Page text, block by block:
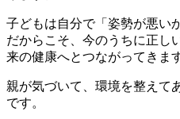
子どもは自分で「姿勢が悪い
だからこそ、今のうちに正し
来の健康へとつながってきます
親が気づいて、環境を整えて
です。